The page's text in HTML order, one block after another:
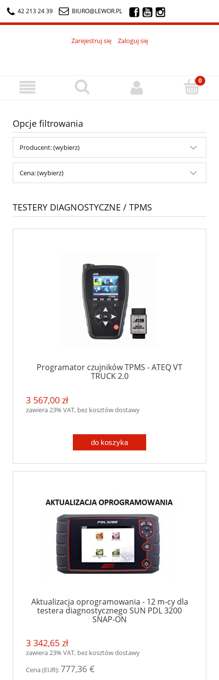
42 213 24 39 BIURO@LEWOR.PL
Zarejestruj się Zaloguj się
Opcje filtrowania
Producent: (wybierz)
Cena: (wybierz)
TESTERY DIAGNOSTYCZNE / TPMS
Programator czujników TPMS - ATEQ VT
TRUCK 2.0
3 567,00 zł
zawiera 23% VAT, bez kosztów dostawy
do koszyka
Aktualizacja oprogramowania - 12 m-cy dla
testera diagnostycznego SUN PDL 3200
SNAP-ON
3 342,65 zł
zawiera 23% VAT, bez kosztów dostawy
Cena (EUR):777,36 €